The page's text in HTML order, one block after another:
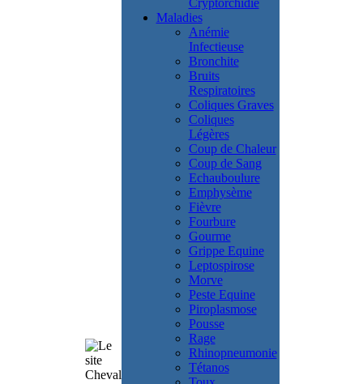
Cryptorchidie
Maladies
Anémie
Infectieuse
Bronchite
Bruits
Respiratoires
Coliques Graves
Coliques
Légères
Coup de Chaleur
Coup de Sang
Echauboulure
Emphysème
Fièvre
Fourbure
Gourme
Grippe Equine
Leptospirose
Morve
Peste Equine
Piroplasmose
Pousse
Rage
Rhinopneumonie
Tétanos